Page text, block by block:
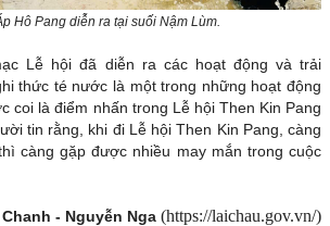
Hô Pang diễn ra tại suối Nậm Lùm.
Lễ hội đã diễn ra các hoạt động và trải
thức té nước là một trong những hoạt động
coi là điểm nhấn trong Lễ hội Then Kin Pang
tin rằng, khi đi Lễ hội Then Kin Pang, càng
càng gặp được nhiều may mắn trong cuộc
- Nguyễn Nga (https://laichau.gov.vn/)